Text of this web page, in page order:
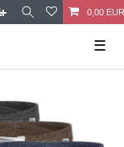
0,00 EUR
☰